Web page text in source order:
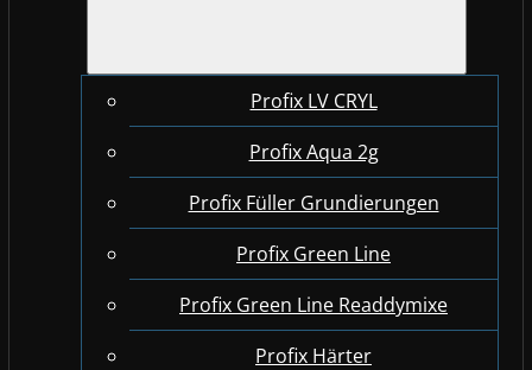
Profix LV CRYL
Profix Aqua 2g
Profix Füller Grundierungen
Profix Green Line
Profix Green Line Readdymixe
Profix Härter